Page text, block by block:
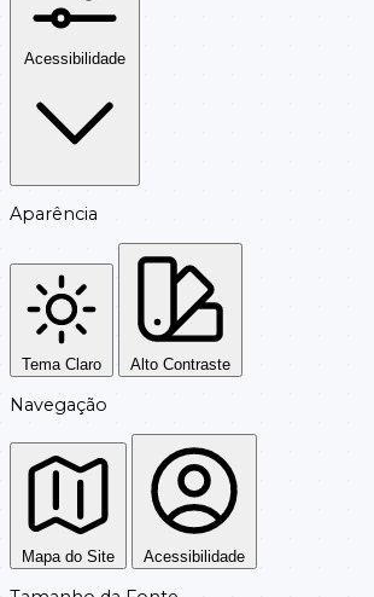
Acessibilidade
Aparência
Tema Claro Alto Contraste
Navegação
Mapa do Site Acessibilidade